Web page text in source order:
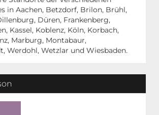
in Aachen, Betzdorf, Brilon, Brühl,
Düren, Frankenberg,
Kassel, Koblenz, Köln, Korbach,
Marburg, Montabaur,
Werdohl, Wetzlar und Wiesbaden.